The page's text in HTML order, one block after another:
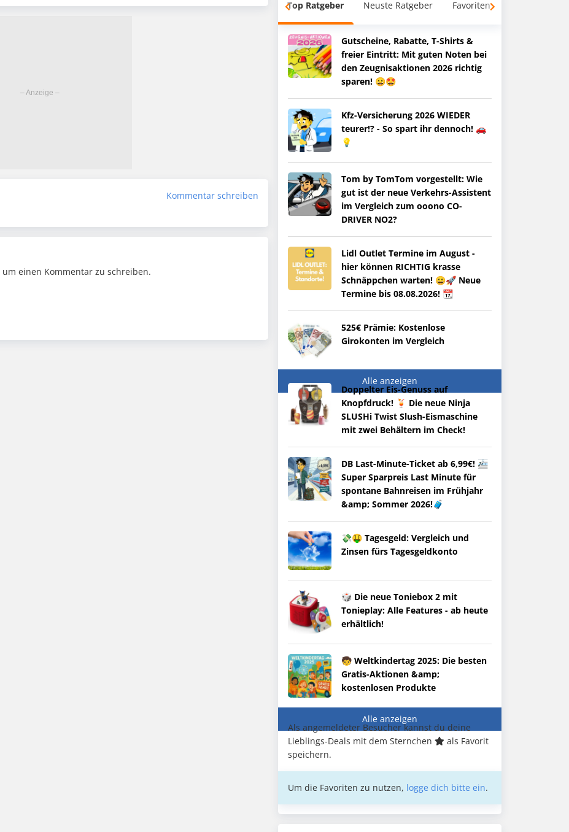
Kommentar schreiben
um einen Kommentar zu schreiben.
Top Ratgeber Neuste Ratgeber Favoriten
Gutscheine, Rabatte, T-Shirts &
freier Eintritt: Mit guten Noten bei
den Zeugnisaktionen 2026 richtig
sparen! 😀🤩
Kfz-Versicherung 2026 WIEDER
teurer!? - So spart ihr dennoch! 🚗
💡
Tom by TomTom vorgestellt: Wie
gut ist der neue Verkehrs-Assistent
im Vergleich zum ooono CO-
DRIVER NO2?
Lidl Outlet Termine im August -
hier können RICHTIG krasse
Schnäppchen warten! 😀🚀 Neue
Termine bis 08.08.2026! 📆
525€ Prämie: Kostenlose
Girokonten im Vergleich
Alle anzeigen
Doppelter Eis-Genuss auf
Knopfdruck! 🍹 Die neue Ninja
SLUSHi Twist Slush-Eismaschine
mit zwei Behältern im Check!
DB Last-Minute-Ticket ab 6,99€! 🚈
Super Sparpreis Last Minute für
spontane Bahnreisen im Frühjahr
&amp; Sommer 2026!🧳
💸🤑 Tagesgeld: Vergleich und
Zinsen fürs Tagesgeldkonto
🎲 Die neue Toniebox 2 mit
Tonieplay: Alle Features - ab heute
erhältlich!
🧒 Weltkindertag 2025: Die besten
Gratis-Aktionen &amp;
kostenlosen Produkte
Alle anzeigen
Als angemeldeter Besucher kannst du deine
Lieblings-Deals mit dem Sternchen
als Favorit
speichern.
Um die Favoriten zu nutzen, logge dich bitte ein.